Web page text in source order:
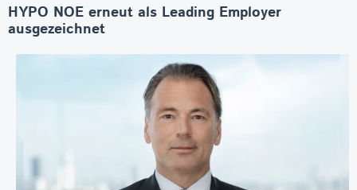
HYPO NOE erneut als Leading Employer
ausgezeichnet